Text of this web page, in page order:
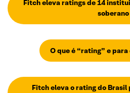
Fitch eleva ratings de 14
soberano
O que é “rating” e para
Fitch eleva o rating do Brasil